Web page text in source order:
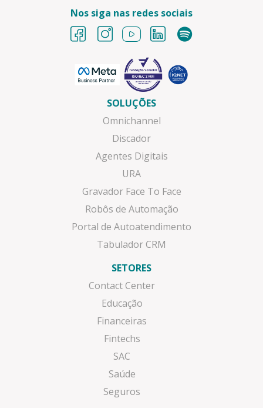
Nos siga nas redes sociais
SOLUÇÕES
Omnichannel
Discador
Agentes Digitais
URA
Gravador Face To Face
Robôs de Automação
Portal de Autoatendimento
Tabulador CRM
SETORES
Contact Center
Educação
Financeiras
Fintechs
SAC
Saúde
Seguros